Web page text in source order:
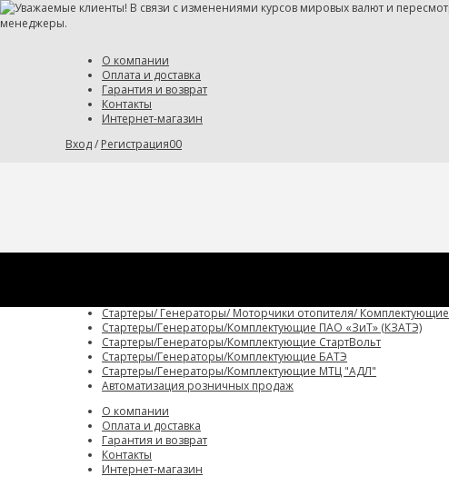
О компании
Оплата и доставка
Гарантия и возврат
Контакты
Интернет-магазин
Вход/ Регистрация00
Стартеры/ Генераторы/ Моторчики отопителя/ Комплектующие
Стартеры/Генераторы/Комплектующие ПАО «ЗиТ» (КЗАТЭ)
Стартеры/Генераторы/Комплектующие СтартВольт
Стартеры/Генераторы/Комплектующие БАТЭ
Стартеры/Генераторы/Комплектующие МТЦ "АДЛ"
Автоматизация розничных продаж
О компании
Оплата и доставка
Гарантия и возврат
Контакты
Интернет-магазин